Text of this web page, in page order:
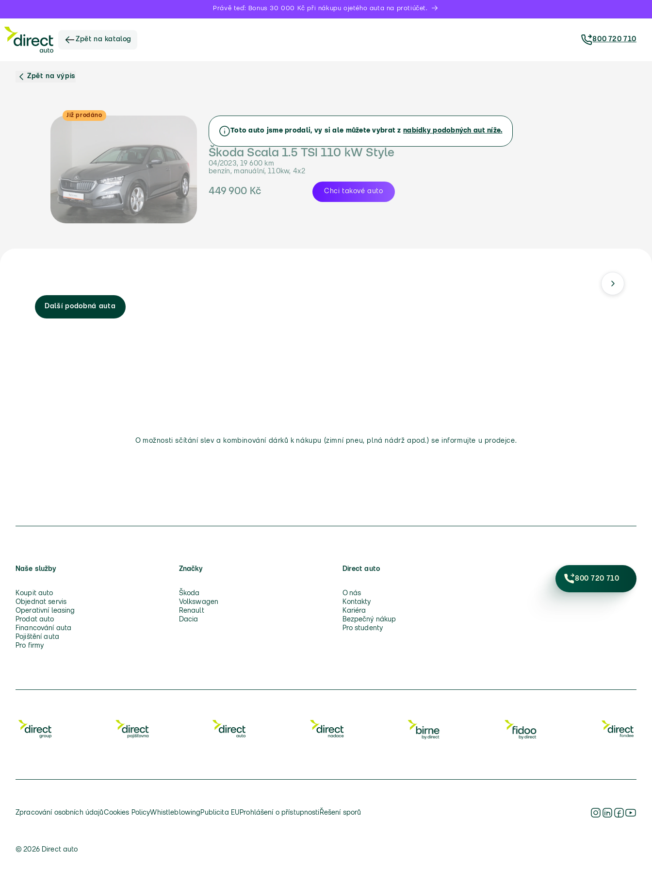
Právě teď: Bonus 30 000 Kč při nákupu ojetého auta na protiúčet.
Zpět na katalog 800 720 710
Zpět na výpis
Již prodáno
Toto auto jsme prodali, vy si ale můžete vybrat z nabídky podobných aut níže.
Škoda Scala 1.5 TSI 110 kW Style
04/2023, 19 600 km
benzín, manuální, 110kw, 4x2
449 900 Kč Chci takové auto
Další podobná auta
O možnosti sčítání slev a kombinování dárků k nákupu (zimní pneu, plná nádrž apod.) se informujte u prodejce.
Naše služby
Koupit auto
Objednat servis
Operativní leasing
Prodat auto
Financování auta
Pojištění auta
Pro firmy
Značky
Škoda
Volkswagen
Renault
Dacia
Direct auto
O nás
Kontakty
Kariéra
Bezpečný nákup
Pro studenty
800 720 710
Zpracování osobních údajůCookies PolicyWhistleblowing Publicita EU Prohlášení o přístupnosti Řešení sporů
© 2026 Direct auto